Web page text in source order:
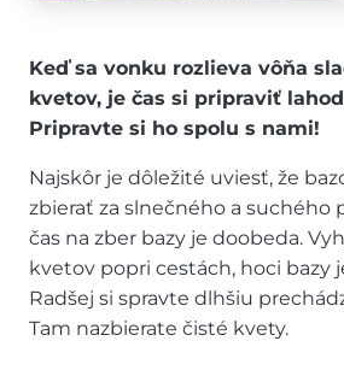
Keď sa vonku rozlieva vôňa
kvetov, je čas si pripraviť
Pripravte si ho spolu s nami!
Najskôr je dôležité uviesť, že
zbierať za slnečného a suchého
čas na zber bazy je doobeda.
kvetov popri cestách, hoci bazy
Radšej si spravte dlhšiu
Tam nazbierate čisté kvety.